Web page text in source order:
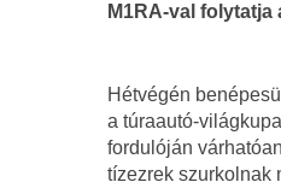
M1RA-val folytatja
Hétvégén
a túraautó-
fordulóján
tízezrek szurkolnak